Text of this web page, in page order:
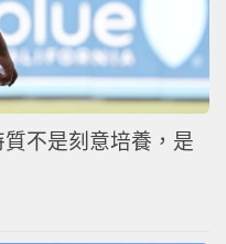
不是刻意培養，是